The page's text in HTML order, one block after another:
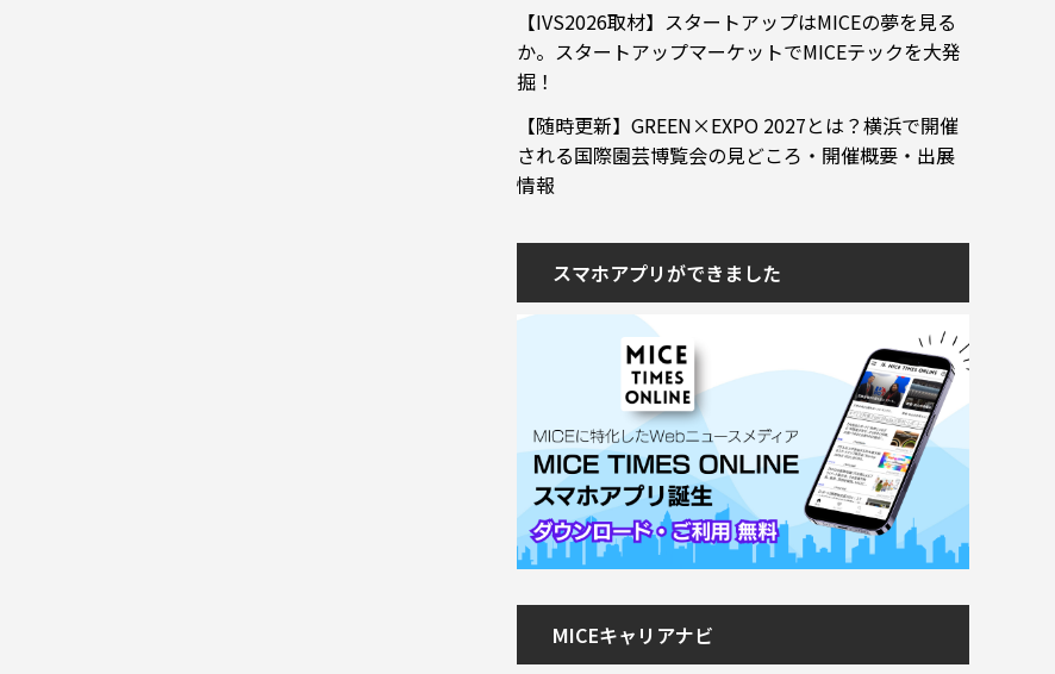
【IVS2026取材】スタートアップはMICEの夢を見る
か。スタートアップマーケットでMICEテックを大発
掘！
【随時更新】GREEN×EXPO 2027とは？横浜で開催
される国際園芸博覧会の見どころ・開催概要・出展
情報
スマホアプリができました
MICEキャリアナビ